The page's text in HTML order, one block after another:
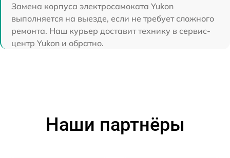
Замена корпуса электросамоката Yukon
выполняется на выезде, если не требует сложного
ремонта. Наш курьер доставит технику в сервис-
центр Yukon и обратно.
Наши партнёры